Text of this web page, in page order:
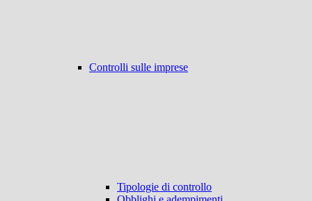
Controlli sulle imprese
Tipologie di controllo